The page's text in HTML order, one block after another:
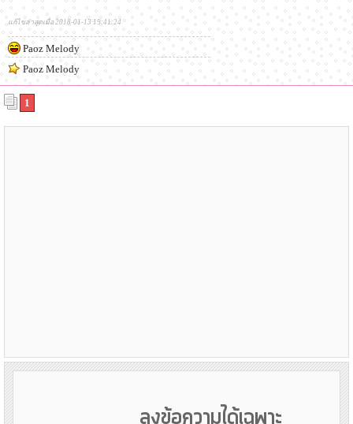
แก้ไขล่าสุดเมื่อ 2018-01-13 19:41:24
Paoz Melody
Paoz Melody
1
ลงข้อความได้เฉพาะ